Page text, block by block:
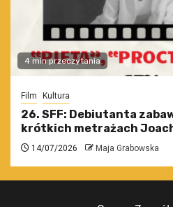
4 min przeczytania
Film Kultura
26. SFF: Debiutanta
krótkich metrażach
14/07/2026 Maja Grabowska